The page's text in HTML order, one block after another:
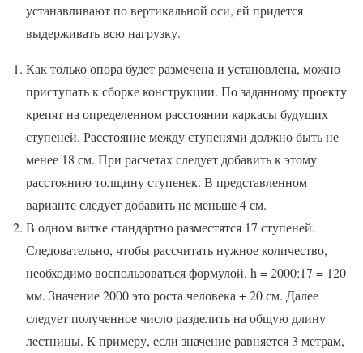
устанавливают по вертикальной оси, ей придется
выдерживать всю нагрузку.
Как только опора будет размечена и установлена, можно
приступать к сборке конструкции. По заданному проекту
крепят на определенном расстоянии каркасы будущих
ступеней. Расстояние между ступенями должно быть не
менее 18 см. При расчетах следует добавить к этому
расстоянию толщину ступенек. В представленном
варианте следует добавить не меньше 4 см.
В одном витке стандартно разместятся 17 ступеней.
Следовательно, чтобы рассчитать нужное количество,
необходимо воспользоваться формулой. h = 2000:17 = 120
мм. Значение 2000 это роста человека + 20 см. Далее
следует полученное число разделить на общую длину
лестницы. К примеру, если значение равняется 3 метрам,